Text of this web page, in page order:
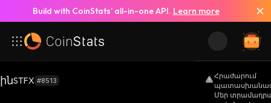
Build with CoinStats’ all-in-one API. Learn more
STFX #8513
Հրաժարում
Մեր